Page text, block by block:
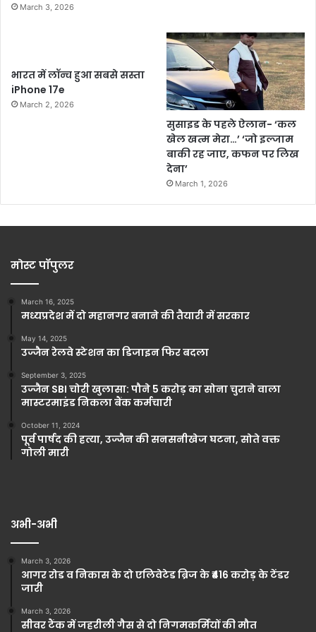
March 3, 2026
भारत में लॉन्च हुआ सबसे सस्ता
iPhone 17e
March 2, 2026
सुसाइड के पहले ऐलान- ‘कल
खेल खत्म मेरा…’ ‘जो इल्जाम
बाकी रह जाए, कफन पर लिख
देना’
March 1, 2026
मोस्ट पॉपुलर
March 16, 2025
मध्यप्रदेश में दो महानगर बनाने की तैयारी में सरकार
May 14, 2025
उज्जैन रेलवे स्टेशन का डिजाइन फिर बदला
September 3, 2025
उज्जैन SBI चोरी खुलासा: पौने 5 करोड़ का सोना चुराने वाला
मास्टरमाइंड निकला बैंक कर्मचारी
October 11, 2024
पूर्व पार्षद की हत्या, उज्जैन की सनसनीखेज घटना, सोते वक्त
गोली मारी
अभी-अभी
March 3, 2026
आगर रोड व निकास के दो एलिवेटेड ब्रिज के ₹416 करोड़ के टेंडर
जारी
March 3, 2026
सीवर टैंक में जहरीली गैस से दो निगमकर्मियों की मौत